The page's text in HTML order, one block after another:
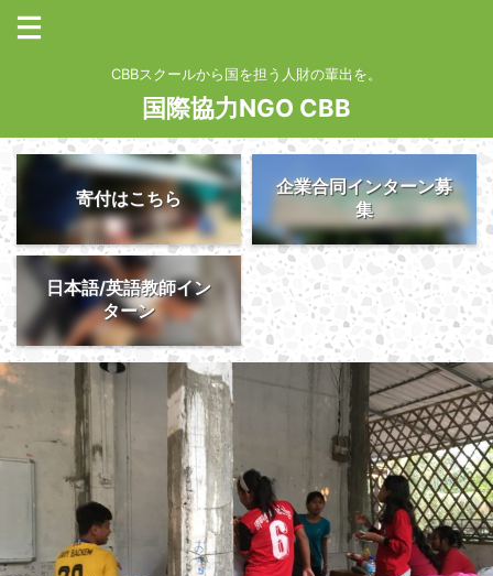
CBBスクールから国を担う人財の輩出を。
国際協力NGO CBB
寄付はこちら
企業合同インターン募
集
日本語/英語教師イン
ターン